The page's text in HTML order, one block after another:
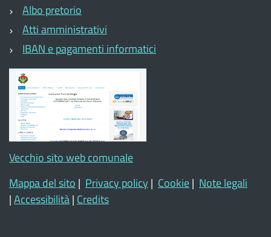
Albo pretorio
Atti amministrativi
IBAN e pagamenti informatici
Vecchio sito web comunale
Mappa del sito | Privacy policy | Cookie| Note legali
|Accessibilità| Credits